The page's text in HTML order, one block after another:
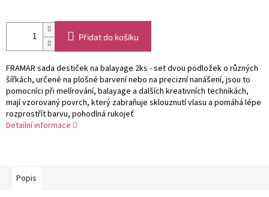
Přidat do košíku
FRAMAR sada destiček na balayage 2ks - set dvou podložek o různých
šířkách, určené na plošné barvení nebo na precizní nanášení, jsou to
pomocníci při melírování, balayage a dalších kreativních technikách,
mají vzorovaný povrch, který zabraňuje sklouznutí vlasu a pomáhá lépe
rozprostřít barvu, pohodlná rukojeť
Detailní informace
Popis